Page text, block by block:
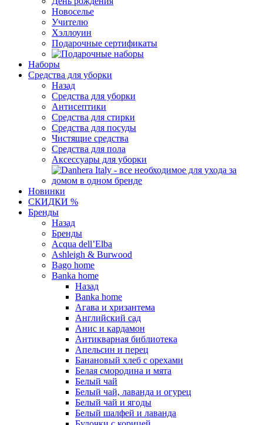
Новоселье
Учителю
Хэллоуин
Подарочные сертификаты
Наборы
Средства для уборки
Назад
Средства для уборки
Антисептики
Средства для стирки
Средства для посуды
Чистящие средства
Средства для пола
Аксессуары для уборки
Новинки
СКИДКИ %
Бренды
Назад
Бренды
Acqua dell’Elba
Ashleigh & Burwood
Bago home
Banka home
Назад
Banka home
Агава и хризантема
Английский сад
Анис и кардамон
Антикварная библиотека
Апельсин и перец
Банановый хлеб с орехами
Белая смородина и мята
Белый чай
Белый чай, лаванда и огурец
Белый чай и ягоды
Белый шалфей и лаванда